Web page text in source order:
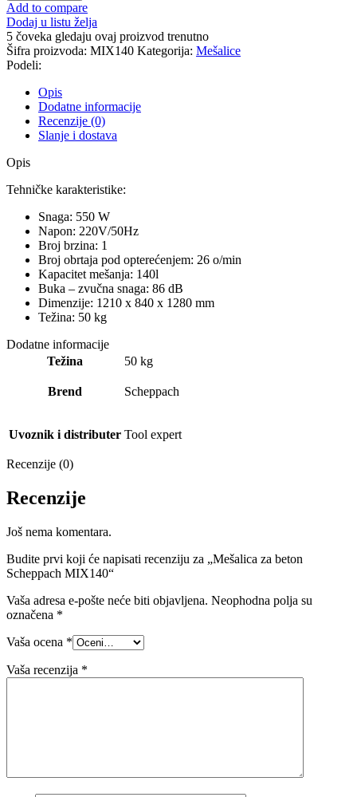
Add to compare
Dodaj u listu želja
5 čoveka gledaju ovaj proizvod trenutno
Šifra proizvoda: MIX140 Kategorija: Mešalice
Podeli:
Opis
Dodatne informacije
Recenzije (0)
Slanje i dostava
Opis
Tehničke karakteristike:
Snaga: 550 W
Napon: 220V/50Hz
Broj brzina: 1
Broj obrtaja pod opterećenjem: 26 o/min
Kapacitet mešanja: 140l
Buka – zvučna snaga: 86 dB
Dimenzije: 1210 x 840 x 1280 mm
Težina: 50 kg
Dodatne informacije
Težina
50 kg
Brend Scheppach
Uvoznik i distributer Tool expert
Recenzije (0)
Recenzije
Još nema komentara.
Budite prvi koji će napisati recenziju za „Mešalica za beton
Scheppach MIX140“
Vaša adresa e-pošte neće biti objavljena. Neophodna polja su
označena *
Vaša ocena *
Vaša recenzija *